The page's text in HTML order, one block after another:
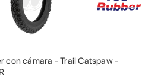
con cámara - Trail Catspaw -